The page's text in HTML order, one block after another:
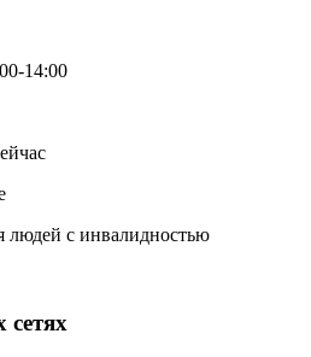
14:00
людей с инвалидностью